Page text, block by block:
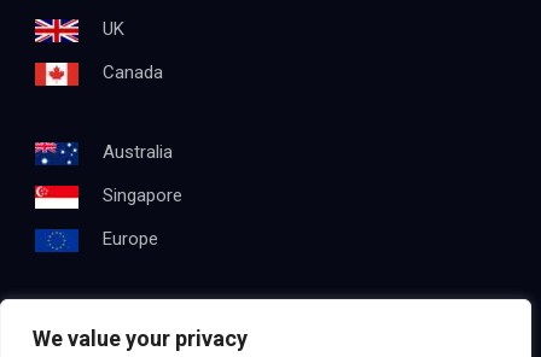
We value your privacy
UK
Canada
Australia
Singapore
Europe
Get In Touch